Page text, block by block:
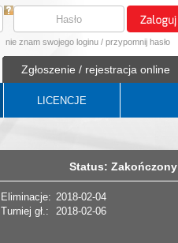
nie znam swojego loginu / przypomnij hasło
Zgłoszenie / rejestracja online
LICENCJE
Status: Zakończony
Eliminacje: 2018-02-04
Turniej gł.:
2018-02-06